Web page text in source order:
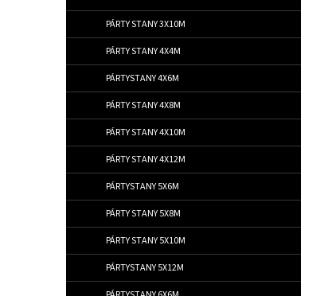
PÁRTY STANY 3X10M
PÁRTY STANY 4X4M
PÁRTYSTANY 4X6M
PÁRTY STANY 4X8M
PÁRTY STANY 4X10M
PÁRTY STANY 4X12M
PÁRTYSTANY 5X6M
PÁRTY STANY 5X8M
PÁRTY STANY 5X10M
PÁRTYSTANY 5X12M